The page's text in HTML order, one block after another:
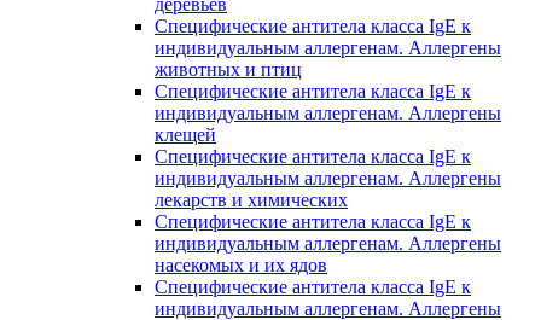
деревьев
Специфические антитела класса IgE к
индивидуальным аллергенам. Аллергены
животных и птиц
Специфические антитела класса IgE к
индивидуальным аллергенам. Аллергены
клещей
Специфические антитела класса IgE к
индивидуальным аллергенам. Аллергены
лекарств и химических
Специфические антитела класса IgE к
индивидуальным аллергенам. Аллергены
насекомых и их ядов
Специфические антитела класса IgE к
индивидуальным аллергенам. Аллергены